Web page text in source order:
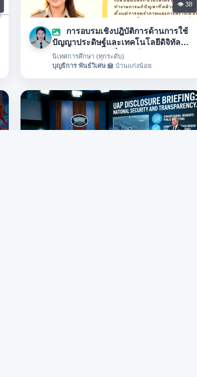
👁 38
การอบรมเชิงปฎิบัติการด้านการใช้
ปัญญาประดิษฐ์และเทคโนโลยีดิจิทัล
อย่างมีจริยธรรมเพื่อการศึกษา
นิเทศการศึกษา (ทุกระดับ)
บุญธิการ พันธ์วิเศษ 🏫 บ้านแก่งน้อย